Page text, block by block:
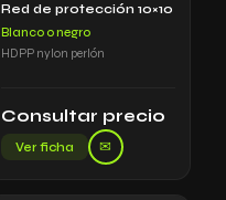
Red de protección 10×10
Blanco o negro
HDPP nylon perlón
Consultar precio
Ver ficha ✉